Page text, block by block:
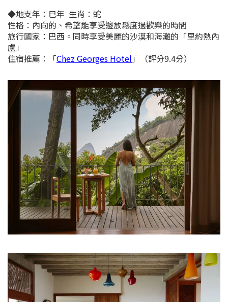
◆地支年： 巳年 生肖：蛇
性格：內向的、希望能享受邊放鬆度過歡樂的時間
旅行國家：巴西。同時享受美麗的沙漠和海灘的「里約熱內
盧」
住宿推薦：
「Chez Georges Hotel 」（評分9.4分）